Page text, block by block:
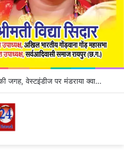
Chhattisgarh High Court में सोमवार से बदलेगी सुनवाई की व्यवस्था, जानिए किस बेंच में कौन से केस होंगे लिस्ट